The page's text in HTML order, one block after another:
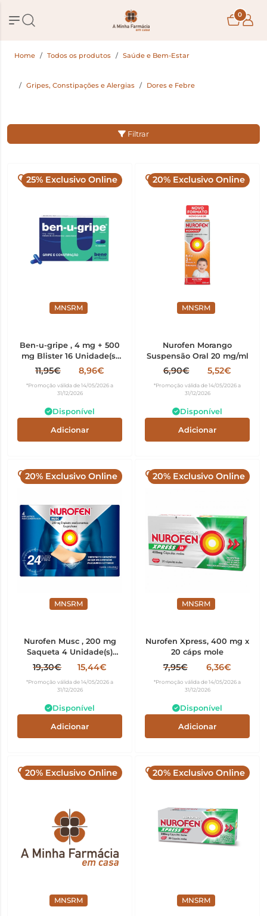
0
Home Todos os produtos Saúde e Bem-Estar
Gripes, Constipações e Alergias Dores e Febre
Filtrar
25% Exclusivo Online
MNSRM
Ben-u-gripe , 4 mg + 500
mg Blister 16 Unidade(s)
Caps, 4 mg + 500 mg x 16
11,95€ 8,96€
*Promoção válida de 14/05/2026 a
31/12/2026
Disponível
Adicionar
20% Exclusivo Online
MNSRM
Nurofen Morango
Suspensão Oral 20 mg/ml
6,90€ 5,52€
*Promoção válida de 14/05/2026 a
31/12/2026
Disponível
Adicionar
20% Exclusivo Online
MNSRM
Nurofen Musc , 200 mg
Saqueta 4 Unidade(s)
Emplast medic
19,30€ 15,44€
*Promoção válida de 14/05/2026 a
31/12/2026
Disponível
Adicionar
20% Exclusivo Online
MNSRM
Nurofen Xpress, 400 mg x
20 cáps mole
7,95€ 6,36€
*Promoção válida de 14/05/2026 a
31/12/2026
Disponível
Adicionar
20% Exclusivo Online
MNSRM
20% Exclusivo Online
MNSRM